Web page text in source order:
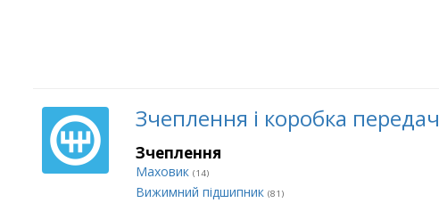
Зчеплення і коробка передач
Зчеплення
Маховик (14)
Вижимний підшипник (81)